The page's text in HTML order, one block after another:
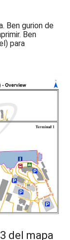
Ben gurion de
Ben
para
del mapa